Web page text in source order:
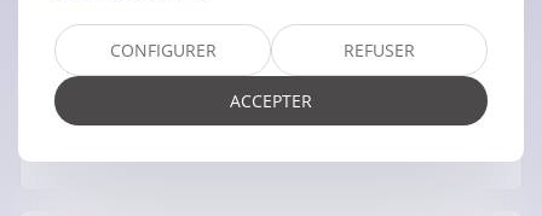
CONFIGURER REFUSER
ACCEPTER